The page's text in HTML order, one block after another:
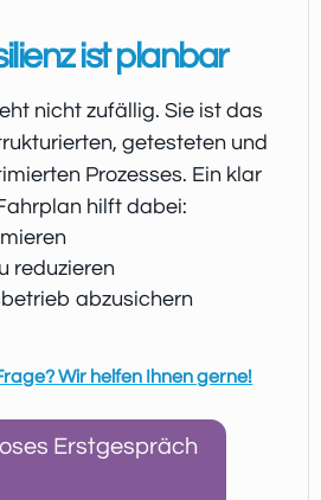
ist planbar
nicht zufällig. Sie ist das
getesteten und
Prozesses. Ein klar
hilft dabei:
reduzieren
abzusichern
Wir helfen Ihnen gerne!
Erstgespräch